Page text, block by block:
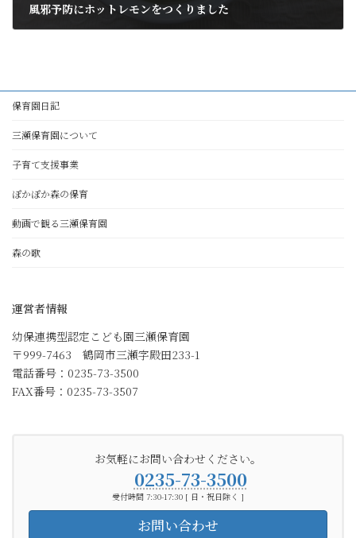
風邪予防にホットレモンをつくりました
保育園日記
三瀬保育園について
子育て支援事業
ぽかぽか森の保育
動画で観る三瀬保育園
森の歌
運営者情報
幼保連携型認定こども園三瀬保育園
〒999-7463 鶴岡市三瀬字殿田233-1
電話番号：0235-73-3500
FAX番号：0235-73-3507
お気軽にお問い合わせください。
0235-73-3500
受付時間 7:30-17:30 [ 日・祝日除く ]
お問い合わせ